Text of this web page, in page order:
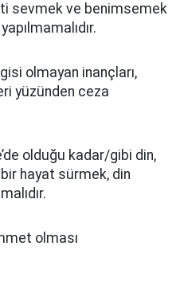
sevmek ve benimsemek
olmayan inançları,
yüzünden ceza
olduğu kadar/gibi din,
hayat sürmek, din
olması